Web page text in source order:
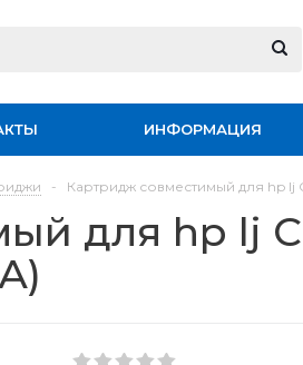
ИНФОРМАЦИЯ
- Картридж совместимый для hp lj
для hp lj